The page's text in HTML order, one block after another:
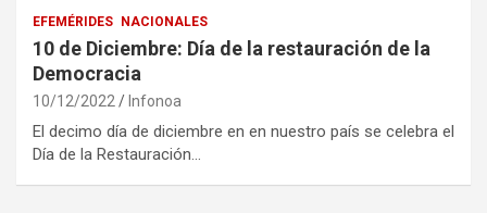
EFEMÉRIDES NACIONALES
10 de Diciembre: Día de la restauración de la
Democracia
10/12/2022 Infonoa
El decimo día de diciembre en en nuestro país se celebra el
Día de la Restauración…